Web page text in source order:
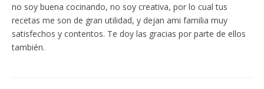
no soy buena cocinando, no soy creativa, por lo cual tus
recetas me son de gran utilidad, y dejan ami familia muy
satisfechos y contentos. Te doy las gracias por parte de ellos
también.